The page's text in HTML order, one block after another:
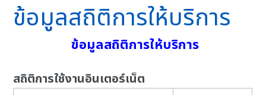
ข้อมูลสถิติการให้บริการ
ข้อมูลสถิติการให้บริการ
สถิติการใช้งานอินเตอร์เน็ต